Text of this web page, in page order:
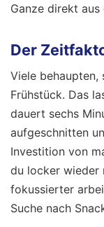
Ganze direkt aus
Der
Viele
Frühstück. Das
dauert sechs
aufgeschnitten
Investition von
du locker wieder
fokussierter
Suche nach